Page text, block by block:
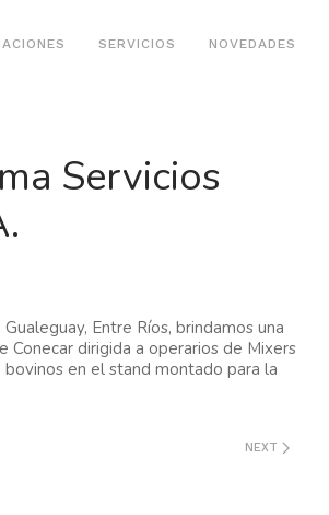
SERVICIOS NOVEDADES
Servicios
Entre Ríos, brindamos una
dirigida a operarios de Mixers
en el stand montado para la
NEXT